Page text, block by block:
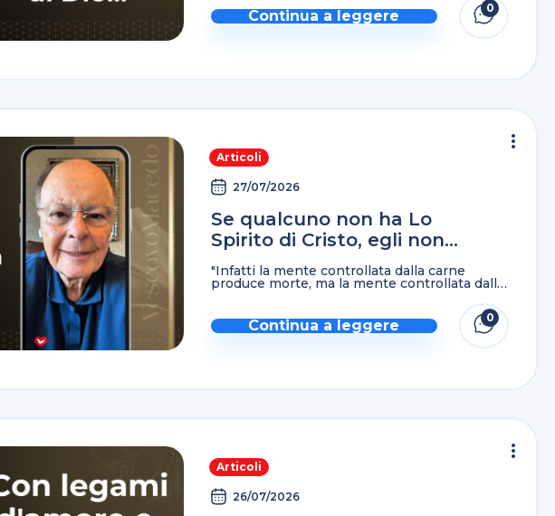
Continua a leggere 0
Articoli
27/07/2026
Se qualcuno non ha Lo
Spirito di Cristo, egli non
appartiene a Lui…
"Infatti la mente controllata dalla carne
produce morte, ma la mente controllata dallo
mente controllata dalla carne è inimicizia
contro Dio, perché ...
Continua a leggere 0
Articoli
26/07/2026